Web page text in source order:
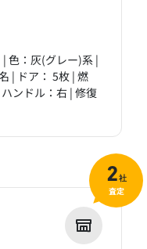
色：灰(グレー)系 |
| ドア： 5枚 | 燃
ンドル：右 | 修復
2社
査定